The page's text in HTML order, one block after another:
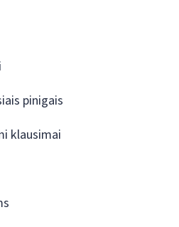
pinigais
klausimai